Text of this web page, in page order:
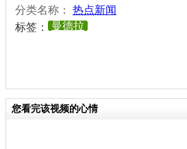
分类名称： 热点新闻
标签：
曼德拉
您看完该视频的心情